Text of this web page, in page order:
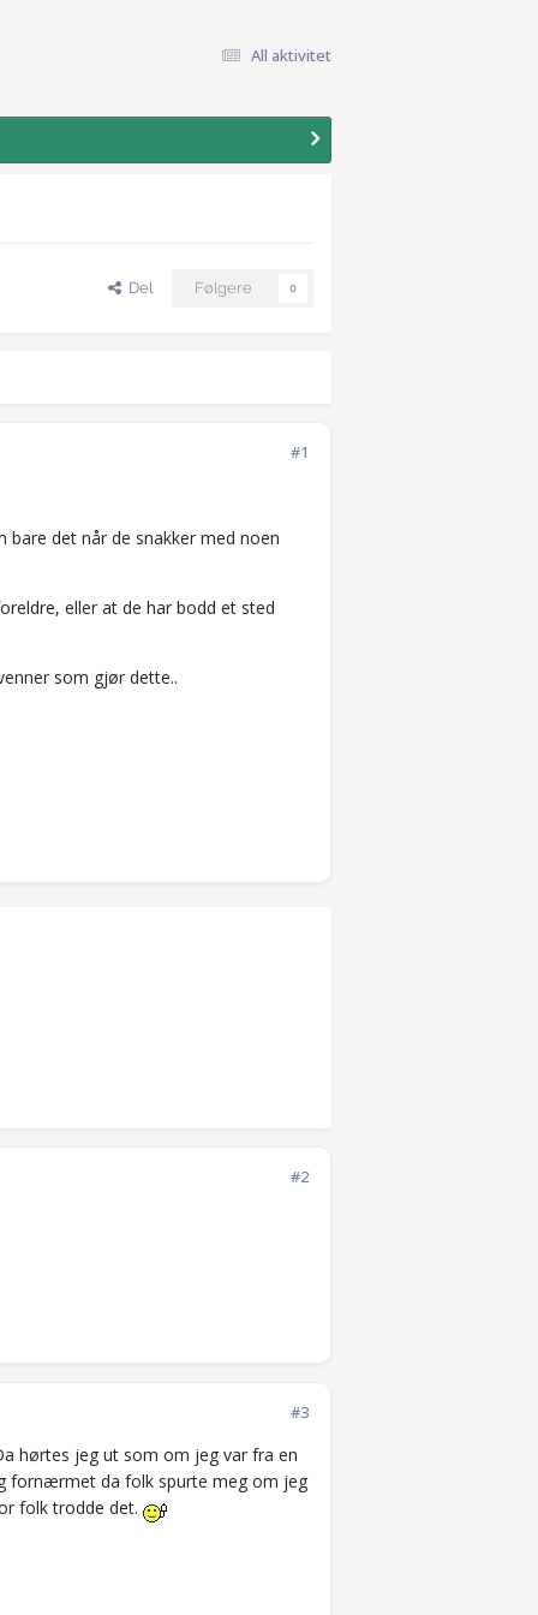
All aktivitet
Del Følgere 0
#1
det når de snakker med noen
eller at de har bodd et sted
som gjør dette..
#2
#3
hørtes jeg ut som om jeg var fra en
fornærmet da folk spurte meg om jeg
folk trodde det.